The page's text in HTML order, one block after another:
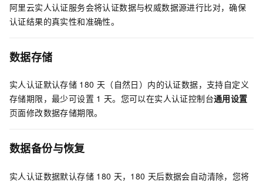
阿里云实人认证服务会将认证数据与权威数据源进行比对，确保
认证结果的真实性和准确性。
数据存储
实人认证默认存储 180 天（自然日）内的认证数据，支持自定义
存储期限，最少可设置 1 天。您可以在实人认证控制台通用设置
页面修改数据存储期限。
数据备份与恢复
实人认证数据默认存储 180 天，180 天后数据会自动清除，您将